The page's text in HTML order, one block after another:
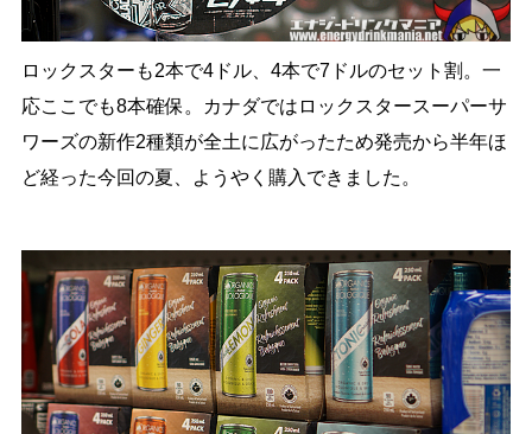
ロックスターも2本で4ドル、4本で7ドルのセット割。一
応ここでも8本確保。カナダではロックスタースーパーサ
ワーズの新作2種類が全土に広がったため発売から半年ほ
ど経った今回の夏、ようやく購入できました。